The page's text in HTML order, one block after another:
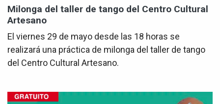
Milonga del taller de tango del Centro Cultural
Artesano
El viernes 29 de mayo desde las 18 horas se
realizará una práctica de milonga del taller de tango
del Centro Cultural Artesano.